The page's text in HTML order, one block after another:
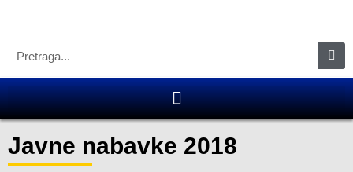
Javne nabavke 2018